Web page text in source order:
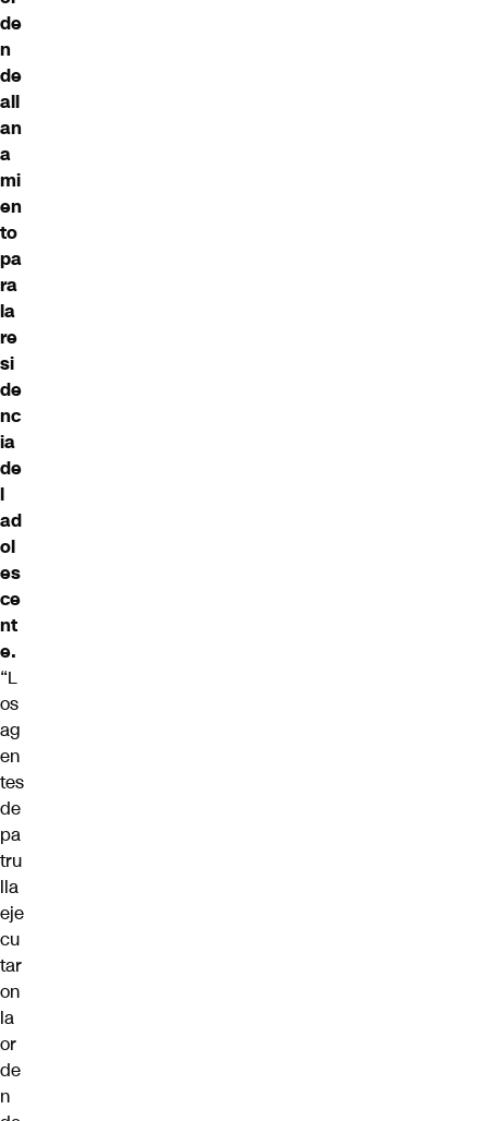
de
n
de
all
an
a
mi
en
to
pa
ra
la
re
si
de
nc
ia
de
l
ad
ol
es
ce
nt
e.
“L
os
ag
en
tes
de
pa
tru
lla
eje
cu
tar
on
la
or
de
n